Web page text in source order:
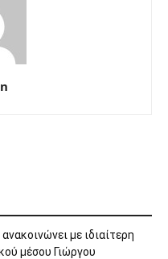
με ιδιαίτερη
μέσου Γιώργου